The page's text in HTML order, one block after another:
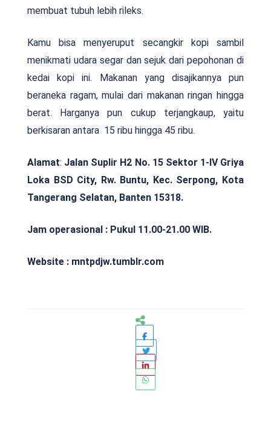
membuat tubuh lebih rileks.
Kamu bisa menyeruput secangkir kopi sambil
menikmati udara segar dan sejuk dari pepohonan di
kedai kopi ini. Makanan yang disajikannya pun
beraneka ragam, mulai dari makanan ringan hingga
berat. Harganya pun cukup terjangkaup, yaitu
berkisaran antara 15 ribu hingga 45 ribu.
Alamat: Jalan Suplir H2 No. 15 Sektor 1-IV Griya
Loka BSD City, Rw. Buntu, Kec. Serpong, Kota
Tangerang Selatan, Banten 15318.
Jam operasional : Pukul 11.00-21.00 WIB.
Website : mntpdjw.tumblr.com